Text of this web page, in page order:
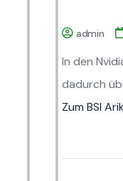
admin
In den
dadurch
Zum BSI